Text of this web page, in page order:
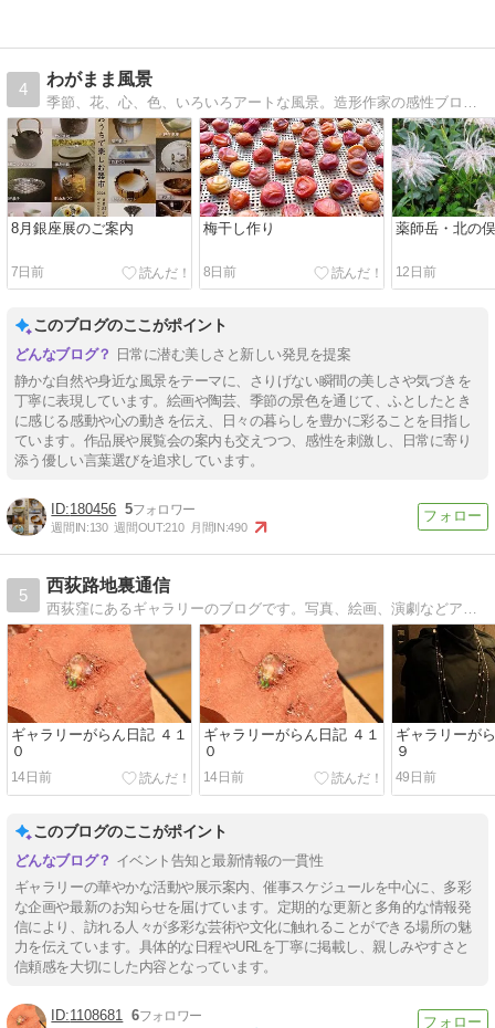
4
わがまま風景
季節、花、心、色、いろいろアートな風景。造形作家の感性ブログ。カラフルにあそぼ！
8月銀座展のご案内
7日前
梅干し作り
8日前
薬師岳・北の
12日前
このブログのここがポイント
日常に潜む美しさと新しい発見を提案
静かな自然や身近な風景をテーマに、さりげない瞬間の美しさや気づきを
丁寧に表現しています。絵画や陶芸、季節の景色を通じて、ふとしたとき
に感じる感動や心の動きを伝え、日々の暮らしを豊かに彩ることを目指し
ています。作品展や展覧会の案内も交えつつ、感性を刺激し、日常に寄り
添う優しい言葉選びを追求しています。
180456 5
週間IN:130 週間OUT:210 月間IN:490
5
西荻路地裏通信
西荻窪にあるギャラリーのブログです。写真、絵画、演劇などアート作品の展示を、西荻的に紹介しています。
ギャラリーがらん日記 ４１
０
14日前
ギャラリーがらん日記 ４１
０
14日前
ギャラリーが
９
49日前
このブログのここがポイント
イベント告知と最新情報の一貫性
ギャラリーの華やかな活動や展示案内、催事スケジュールを中心に、多彩
な企画や最新のお知らせを届けています。定期的な更新と多角的な情報発
信により、訪れる人々が多彩な芸術や文化に触れることができる場所の魅
力を伝えています。具体的な日程やURLを丁寧に掲載し、親しみやすさと
信頼感を大切にした内容となっています。
1108681 6